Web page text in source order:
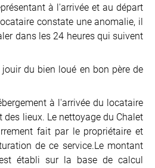
à l'arrivée et au départ
constate une anomalie, il
dans les 24 heures qui suivent
du bien loué en bon père de
à l'arrivée du locataire
lieux. Le nettoyage du Chalet
fait par le propriétaire et
de ce service.Le montant
établi sur la base de calcul